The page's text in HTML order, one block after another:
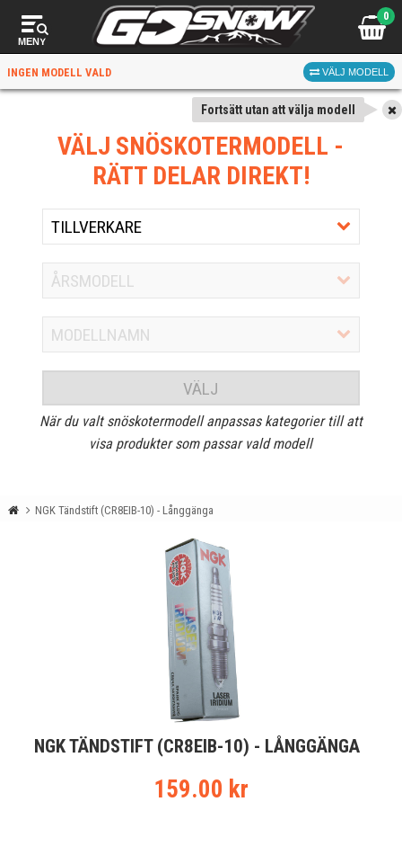
MENY
0
INGEN MODELL VALD VÄLJ MODELL
Fortsätt utan att välja modell
VÄLJ SNÖSKOTERMODELL -
RÄTT DELAR DIREKT!
VÄLJ
När du valt snöskotermodell anpassas kategorier till att
visa produkter som passar vald modell
NGK Tändstift (CR8EIB-10) - Långgänga
NGK TÄNDSTIFT (CR8EIB-10) - LÅNGGÄNGA
159.00 kr